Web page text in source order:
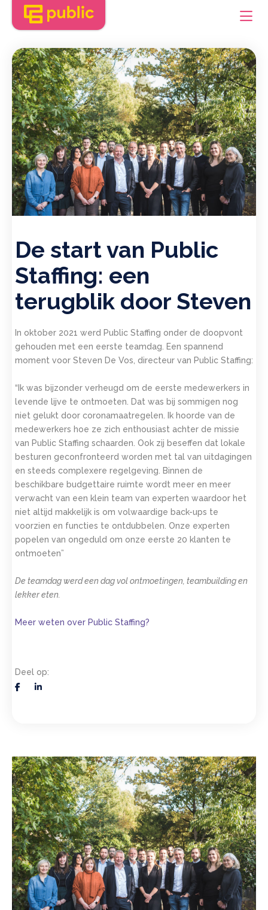
Over Public
Talent Academy
Jobs
Blog
Contact
De start van Public
Staffing: een
terugblik door Steven
In oktober 2021 werd Public Staffing onder de doopvont
gehouden met een eerste teamdag. Een spannend
moment voor Steven De Vos, directeur van Public Staffing:
“Ik was bijzonder verheugd om de eerste medewerkers in
levende lijve te ontmoeten. Dat was bij sommigen nog
niet gelukt door coronamaatregelen. Ik hoorde van de
medewerkers hoe ze zich enthousiast achter de missie
van Public Staffing schaarden. Ook zij beseffen dat lokale
besturen geconfronteerd worden met tal van uitdagingen
en steeds complexere regelgeving. Binnen de
beschikbare budgettaire ruimte wordt meer en meer
verwacht van een klein team van experten waardoor het
niet altijd makkelijk is om volwaardige back-ups te
voorzien en functies te ontdubbelen. Onze experten
popelen van ongeduld om onze eerste 20 klanten te
ontmoeten”
De teamdag werd een dag vol ontmoetingen, teambuilding en
lekker eten.
Meer weten over Public Staffing?
Deel op: